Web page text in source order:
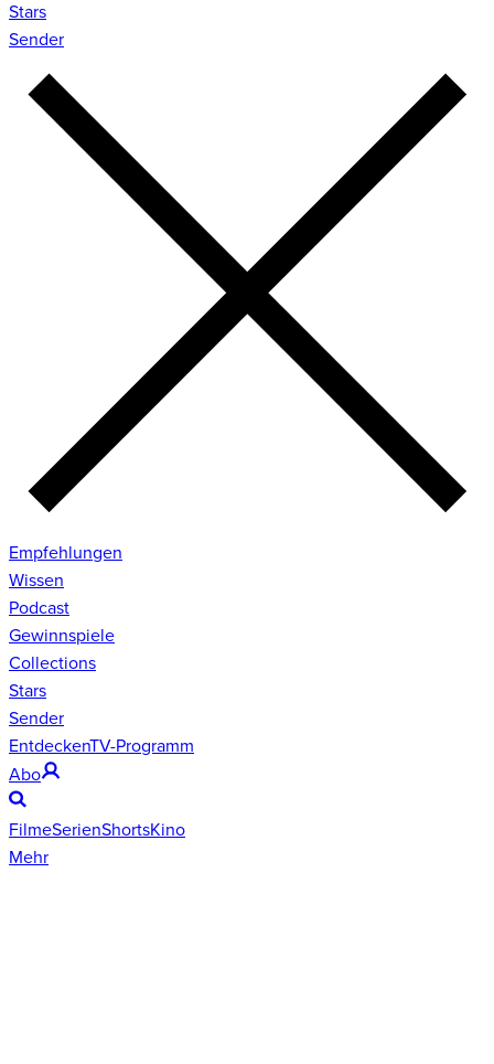
Stars
Sender
Empfehlungen
Wissen
Podcast
Gewinnspiele
Collections
Stars
Sender
EntdeckenTV-Programm
Abo
FilmeSerienShortsKino
Mehr